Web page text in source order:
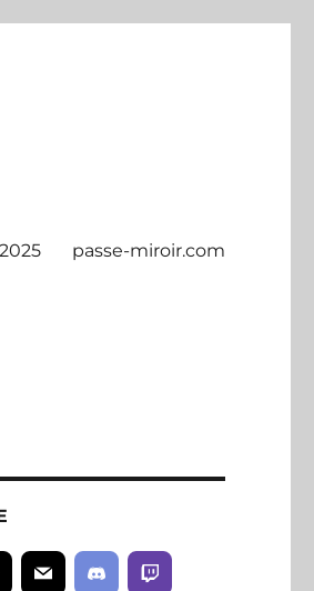
passe-miroir.com